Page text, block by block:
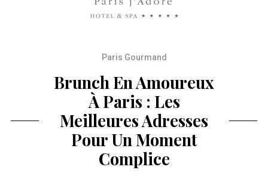
Paris Gourmand
Brunch En Amoureux
À Paris : Les
Meilleures Adresses
Pour Un Moment
Complice